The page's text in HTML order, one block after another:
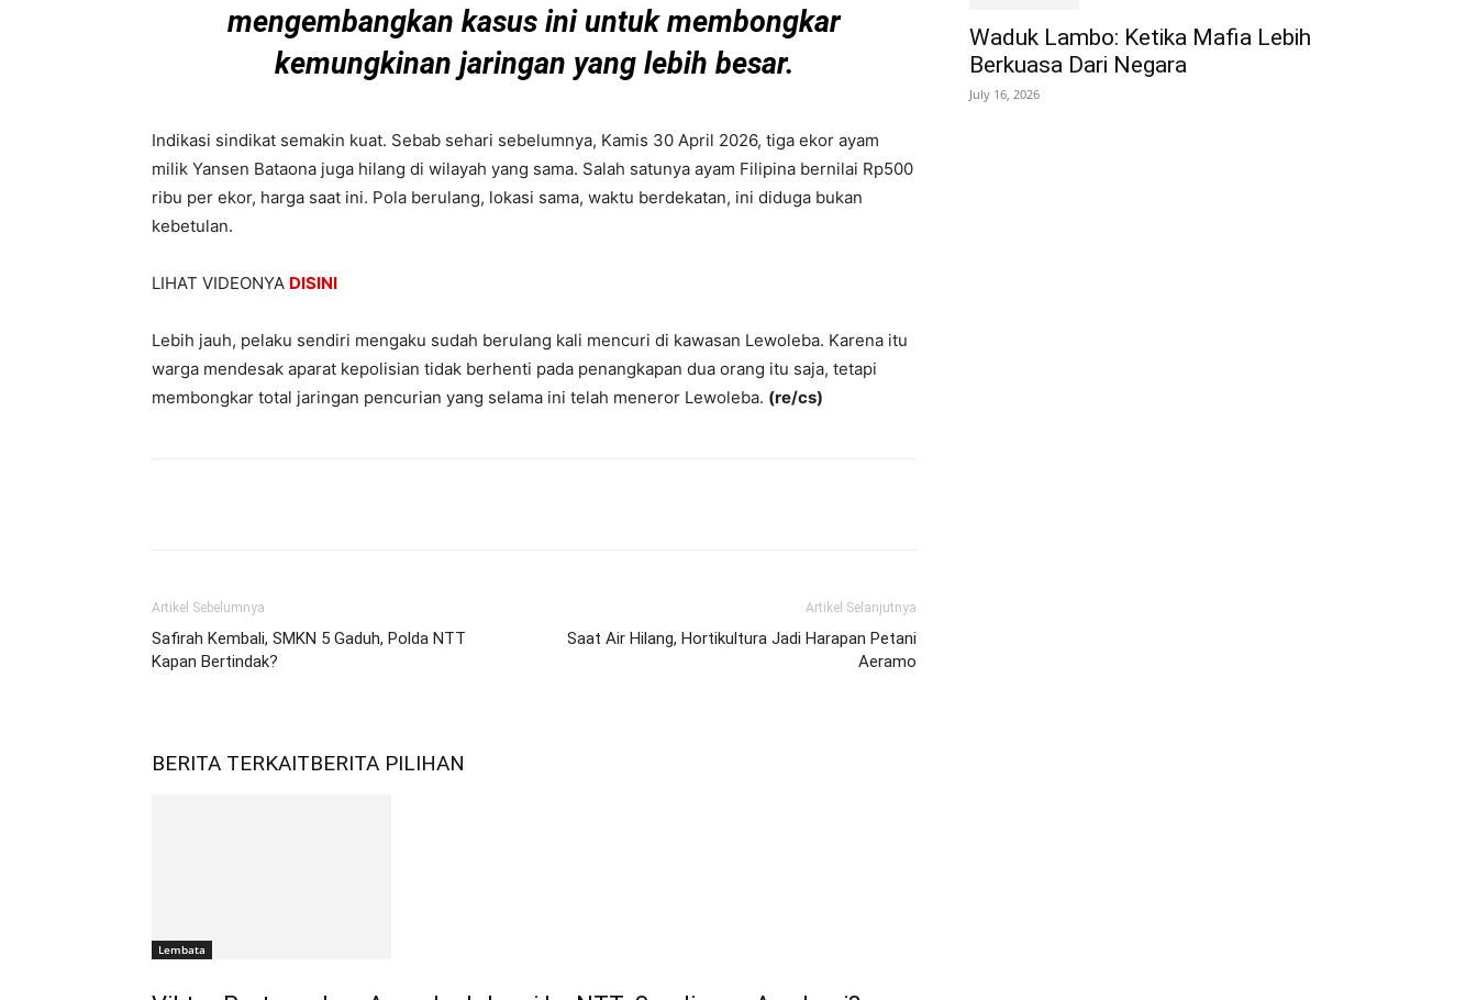
mengembangkan kasus ini untuk membongkar
kemungkinan jaringan yang lebih besar.
Indikasi sindikat semakin kuat. Sebab sehari sebelumnya, Kamis 30 April 2026, tiga ekor ayam
milik Yansen Bataona juga hilang di wilayah yang sama. Salah satunya ayam Filipina bernilai Rp500
ribu per ekor, harga saat ini. Pola berulang, lokasi sama, waktu berdekatan, ini diduga bukan
kebetulan.
LIHAT VIDEONYA DISINI
Lebih jauh, pelaku sendiri mengaku sudah berulang kali mencuri di kawasan Lewoleba. Karena itu
warga mendesak aparat kepolisian tidak berhenti pada penangkapan dua orang itu saja, tetapi
membongkar total jaringan pencurian yang selama ini telah meneror Lewoleba. (re/cs)
Artikel Sebelumnya
Safirah Kembali, SMKN 5 Gaduh, Polda NTT
Kapan Bertindak?
Artikel Selanjutnya
Saat Air Hilang, Hortikultura Jadi Harapan Petani
Aeramo
BERITA TERKAITBERITA PILIHAN
Lembata
Waduk Lambo: Ketika Mafia Lebih
Berkuasa Dari Negara
July 16, 2026